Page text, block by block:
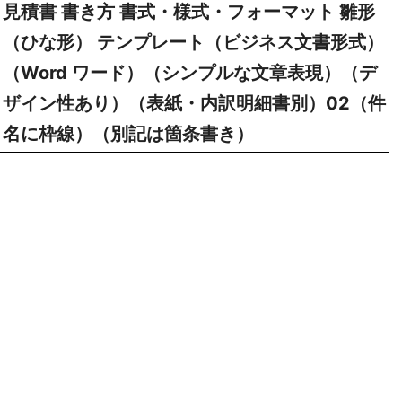
見積書 書き方 書式・様式・フォーマット 雛形
（ひな形） テンプレート（ビジネス文書形式）
（Word ワード）（シンプルな文章表現）（デ
ザイン性あり）（表紙・内訳明細書別）02（件
名に枠線）（別記は箇条書き）